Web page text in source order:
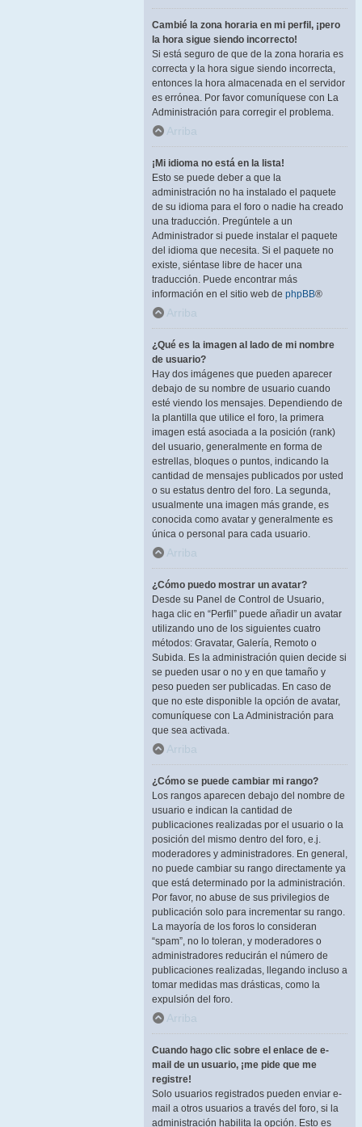
Cambié la zona horaria en mi perfil, ¡pero
la hora sigue siendo incorrecto!
Si está seguro de que de la zona horaria es
correcta y la hora sigue siendo incorrecta,
entonces la hora almacenada en el servidor
es errónea. Por favor comuníquese con La
Administración para corregir el problema.
Arriba
¡Mi idioma no está en la lista!
Esto se puede deber a que la
administración no ha instalado el paquete
de su idioma para el foro o nadie ha creado
una traducción. Pregúntele a un
Administrador si puede instalar el paquete
del idioma que necesita. Si el paquete no
existe, siéntase libre de hacer una
traducción. Puede encontrar más
información en el sitio web de phpBB®
Arriba
¿Qué es la imagen al lado de mi nombre
de usuario?
Hay dos imágenes que pueden aparecer
debajo de su nombre de usuario cuando
esté viendo los mensajes. Dependiendo de
la plantilla que utilice el foro, la primera
imagen está asociada a la posición (rank)
del usuario, generalmente en forma de
estrellas, bloques o puntos, indicando la
cantidad de mensajes publicados por usted
o su estatus dentro del foro. La segunda,
usualmente una imagen más grande, es
conocida como avatar y generalmente es
única o personal para cada usuario.
Arriba
¿Cómo puedo mostrar un avatar?
Desde su Panel de Control de Usuario,
haga clic en “Perfil” puede añadir un avatar
utilizando uno de los siguientes cuatro
métodos: Gravatar, Galería, Remoto o
Subida. Es la administración quien decide si
se pueden usar o no y en que tamaño y
peso pueden ser publicadas. En caso de
que no este disponible la opción de avatar,
comuníquese con La Administración para
que sea activada.
Arriba
¿Cómo se puede cambiar mi rango?
Los rangos aparecen debajo del nombre de
usuario e indican la cantidad de
publicaciones realizadas por el usuario o la
posición del mismo dentro del foro, e.j.
moderadores y administradores. En general,
no puede cambiar su rango directamente ya
que está determinado por la administración.
Por favor, no abuse de sus privilegios de
publicación solo para incrementar su rango.
La mayoría de los foros lo consideran
“spam”, no lo toleran, y moderadores o
administradores reducirán el número de
publicaciones realizadas, llegando incluso a
tomar medidas mas drásticas, como la
expulsión del foro.
Arriba
Cuando hago clic sobre el enlace de e-
mail de un usuario, ¡me pide que me
registre!
Solo usuarios registrados pueden enviar e-
mail a otros usuarios a través del foro, si la
administración habilita la opción. Esto es